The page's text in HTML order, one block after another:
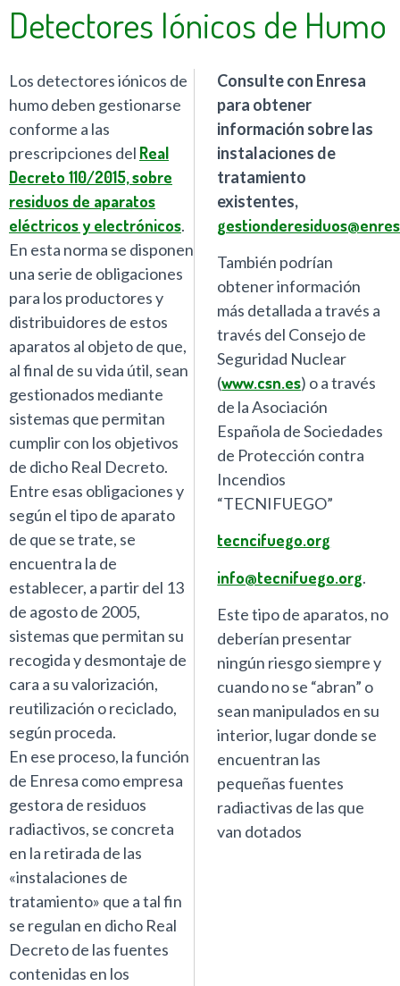
Detectores Iónicos de Humo
Los detectores iónicos de
humo deben gestionarse
conforme a las
prescripciones del Real
Decreto 110/2015, sobre
residuos de aparatos
eléctricos y electrónicos.
En esta norma se disponen
una serie de obligaciones
para los productores y
distribuidores de estos
aparatos al objeto de que,
al final de su vida útil, sean
gestionados mediante
sistemas que permitan
cumplir con los objetivos
de dicho Real Decreto.
Entre esas obligaciones y
según el tipo de aparato
de que se trate, se
encuentra la de
establecer, a partir del 13
de agosto de 2005,
sistemas que permitan su
recogida y desmontaje de
cara a su valorización,
reutilización o reciclado,
según proceda.
En ese proceso, la función
de Enresa como empresa
gestora de residuos
radiactivos, se concreta
en la retirada de las
«instalaciones de
tratamiento» que a tal fin
se regulan en dicho Real
Decreto de las fuentes
contenidas en los
Consulte con Enresa
para obtener
información sobre las
instalaciones de
tratamiento
existentes,
También podrían
obtener información
más detallada a través a
través del Consejo de
Seguridad Nuclear
(www.csn.es) o a través
de la Asociación
Española de Sociedades
de Protección contra
Incendios
“TECNIFUEGO”
tecncifuego.org
info@tecnifuego.org.
Este tipo de aparatos, no
deberían presentar
ningún riesgo siempre y
cuando no se “abran” o
sean manipulados en su
interior, lugar donde se
encuentran las
pequeñas fuentes
radiactivas de las que
van dotados